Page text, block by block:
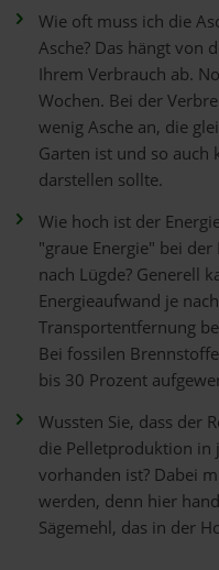
Wie oft muss ich die
Asche? Das hängt von
Ihrem Verbrauch ab.
Wochen. Bei der
wenig Asche an, die
Garten ist und so auch
darstellen sollte.
Wie hoch ist der
"graue Energie" bei
nach Lügde? Generell
Energieaufwand je
Transportentfernung
Bei fossilen
bis 30 Prozent
Wussten Sie, dass der
die Pelletproduktion in
vorhanden ist? Dabei
werden, denn hier
Sägemehl, das in der